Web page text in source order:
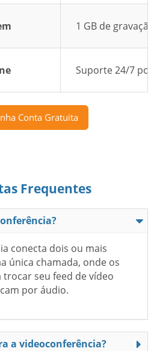
1 GB de
Suporte 24/7 por
Conta Gratuita
Frequentes
conecta dois ou mais
única chamada, onde os
seu feed de vídeo
por áudio.
a videoconferência?